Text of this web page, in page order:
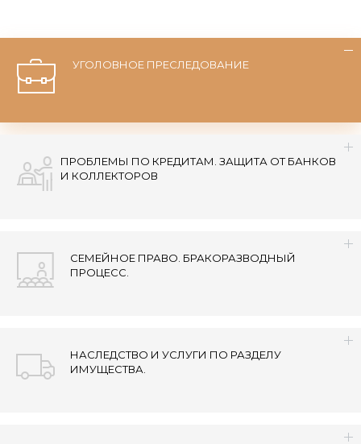
УГОЛОВНОЕ ПРЕСЛЕДОВАНИЕ
ПРОБЛЕМЫ ПО КРЕДИТАМ. ЗАЩИТА ОТ БАНКОВ
И КОЛЛЕКТОРОВ
СЕМЕЙНОЕ ПРАВО. БРАКОРАЗВОДНЫЙ
ПРОЦЕСС.
НАСЛЕДСТВО И УСЛУГИ ПО РАЗДЕЛУ
ИМУЩЕСТВА.